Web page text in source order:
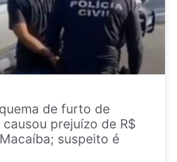
de furto de
prejuízo de R$
suspeito é